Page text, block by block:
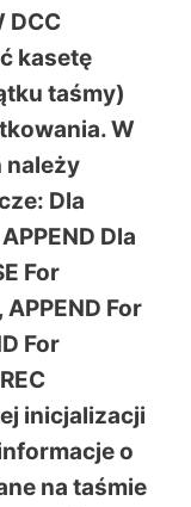
DCC
kasetę
taśmy)
W
należy
Dla
Dla
For
For
For
inicjalizacji
o
na taśmie